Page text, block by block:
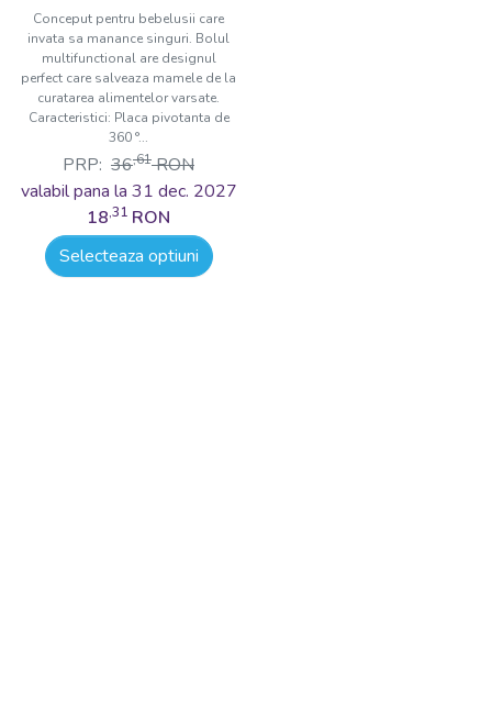
Conceput pentru bebelusii care
invata sa manance singuri. Bolul
multifunctional are designul
perfect care salveaza mamele de la
curatarea alimentelor varsate.
Caracteristici: Placa pivotanta de
360 °...
PRP: 36,61 RON
valabil pana la 31 dec. 2027
18,31 RON
Selecteaza optiuni